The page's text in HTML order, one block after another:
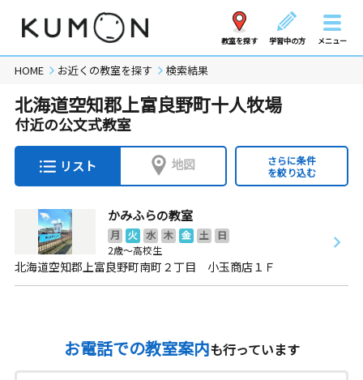
教室を探す 学習中の方 メニュー
HOME お近くの教室を探す 検索結果
北海道空知郡上富良野町十人牧場
付近の公文式教室
リスト 地図
さらに条件
を絞り込む
かみふらの教室
月 火 水 木 金 土
日
2歳～高校生
北海道空知郡上富良野町南町２丁目 小玉商店１Ｆ
お電話での教室案内も行っています